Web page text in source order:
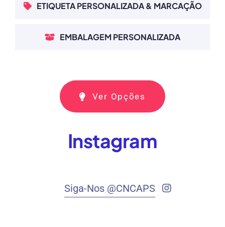
ETIQUETA PERSONALIZADA & MARCAÇÃO
EMBALAGEM PERSONALIZADA
Ver Opções
Instagram
Siga-Nos @CNCAPS